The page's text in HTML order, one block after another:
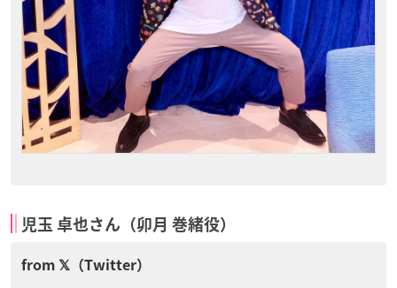
児玉 卓也さん（卯月 巻緒役）